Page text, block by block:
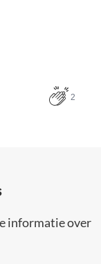
2
informatie over